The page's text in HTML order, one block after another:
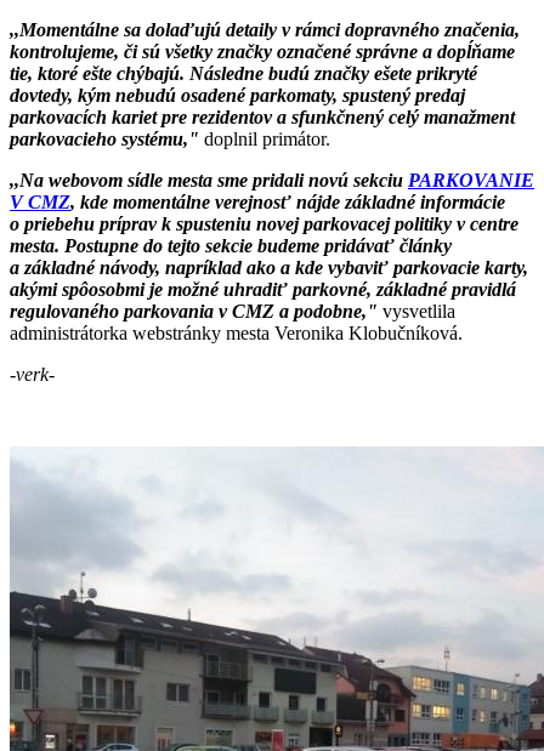
,,Momentálne sa dolaďujú detaily v rámci dopravného značenia,
kontrolujeme, či sú všetky značky označené správne a dopĺňame
tie, ktoré ešte chýbajú. Následne budú značky ešete prikryté
dovtedy, kým nebudú osadené parkomaty, spustený predaj
parkovacích kariet pre rezidentov a sfunkčnený celý manažment
parkovacieho systému," doplnil primátor.
,,Na webovom sídle mesta sme pridali novú sekciu PARKOVANIE
V CMZ, kde momentálne verejnosť nájde základné informácie
o priebehu príprav k spusteniu novej parkovacej politiky v centre
mesta. Postupne do tejto sekcie budeme pridávať články
a základné návody, napríklad ako a kde vybaviť parkovacie karty,
akými spôosobmi je možné uhradiť parkovné, základné pravidlá
regulovaného parkovania v CMZ a podobne," vysvetlila
administrátorka webstránky mesta Veronika Klobučníková.
-verk-